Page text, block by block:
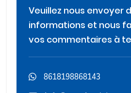
Veuillez nous envoyer
informations et nous
vos commentaires à
8618198868143